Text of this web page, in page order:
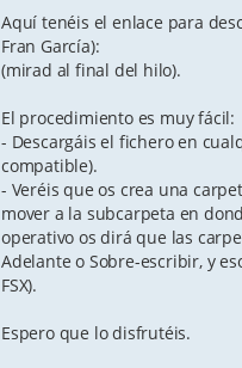
Aquí tenéis el enlace para
Fran García):
(mirad al final del hilo).
El procedimiento es muy fácil:
- Descargáis el fichero en
compatible).
- Veréis que os crea una
mover a la subcarpeta en
operativo os dirá que las
Adelante o Sobre-escribir, y
FSX).
Espero que lo disfrutéis.